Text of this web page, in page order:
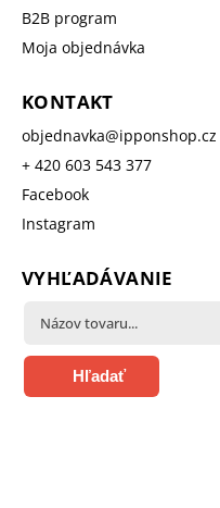
B2B program
Moja objednávka
KONTAKT
objednavka@ipponshop.cz
+ 420 603 543 377
Facebook
Instagram
VYHĽADÁVANIE
Hľadať